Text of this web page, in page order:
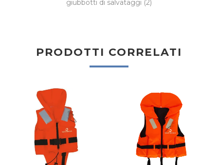
giubbotti di salvataggi (2)
PRODOTTI CORRELATI